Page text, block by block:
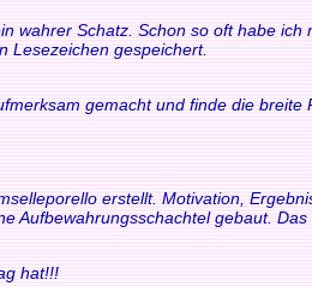
wahrer Schatz. Schon so oft habe
Lesezeichen gespeichert.
gemacht und finde die
erstellt. Motivation,
Aufbewahrungsschachtel gebaut.
hat!!!